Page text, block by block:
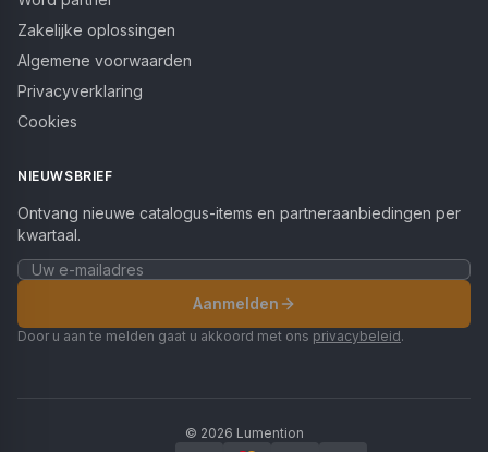
Zakelijke oplossingen
Algemene voorwaarden
Privacyverklaring
Cookies
NIEUWSBRIEF
Ontvang nieuwe catalogus-items en partneraanbiedingen per
kwartaal.
Aanmelden
Door u aan te melden gaat u akkoord met ons privacybeleid.
© 2026 Lumention